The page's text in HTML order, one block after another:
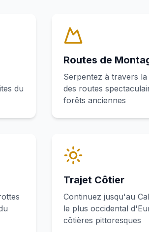
du
Routes de
Serpentez à travers
des routes
forêts anciennes
Trajet Côtier
Continuez jusqu'au
le plus occidental
côtières pittoresques